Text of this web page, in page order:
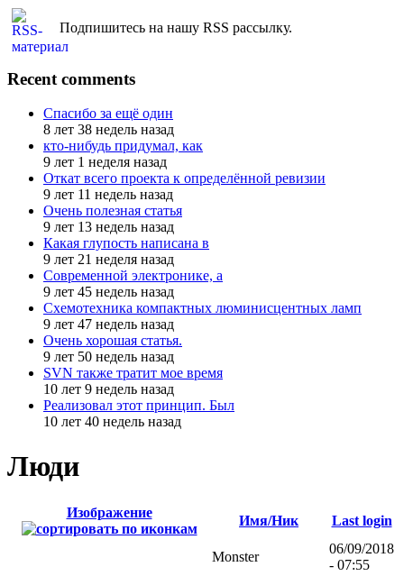
Подпишитесь на нашу RSS рассылку.
Recent comments
Спасибо за ещё один
8 лет 38 недель назад
кто-нибудь придумал, как
9 лет 1 неделя назад
Откат всего проекта к определённой ревизии
9 лет 11 недель назад
Очень полезная статья
9 лет 13 недель назад
Какая глупость написана в
9 лет 21 неделя назад
Современной электронике, а
9 лет 45 недель назад
Схемотехника компактных люминисцентных ламп
9 лет 47 недель назад
Очень хорошая статья.
9 лет 50 недель назад
SVN также тратит мое время
10 лет 9 недель назад
Реализовал этот принцип. Был
10 лет 40 недель назад
Люди
Изображение
Имя/Ник Last login
Monster
06/09/2018
- 07:55